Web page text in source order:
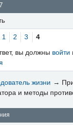
1 2 3 4
вы должны войти
жизни →
и методы